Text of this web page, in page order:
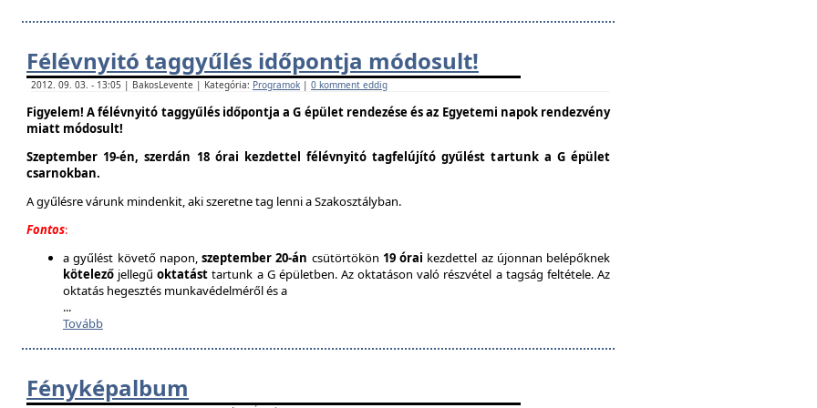
Félévnyitó taggyűlés időpontja módosult!
2012. 09. 03. - 13:05 | BakosLevente | Kategória: Programok | 0 komment eddig
Figyelem! A félévnyitó taggyűlés időpontja a G épület rendezése és az Egyetemi napok rendezvény
miatt módosult!
Szeptember 19-én, szerdán 18 órai kezdettel félévnyitó tagfelújító gyűlést tartunk a G épület
csarnokban.
A gyűlésre várunk mindenkit, aki szeretne tag lenni a Szakosztályban.
Fontos:
a gyűlést követő napon, szeptember 20-án csütörtökön 19 órai kezdettel az újonnan belépőknek
kötelező jellegűoktatásttartunk a G épületben. Az oktatáson való részvétel a tagság feltétele. Az
oktatás hegesztés munkavédelméről és a
...
Tovább
Fényképalbum